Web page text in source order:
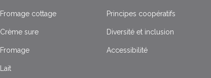
Fromage cottage
Crème sure
Fromage
Lait
Principes coopératifs
Diversité et inclusion
Accessibilité